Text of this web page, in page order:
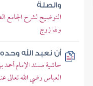
والصلة
التوضيح لشرح الجامع
ولها زوج
أن نعبد الله
حاشية مسند الإمام
العباس رضي الله تعالى